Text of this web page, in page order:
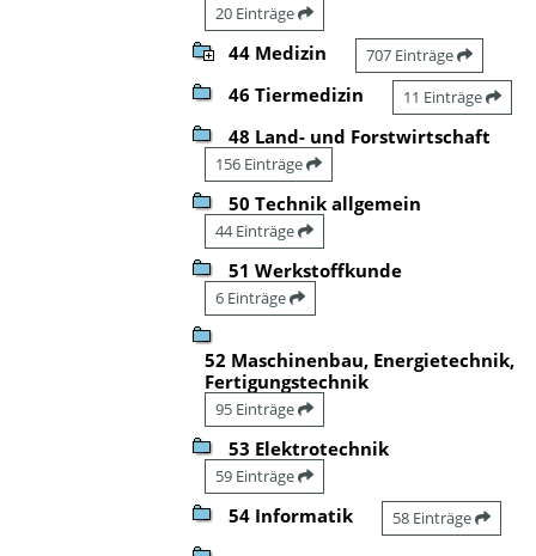
20 Einträge
44 Medizin 707 Einträge
46 Tiermedizin 11 Einträge
48 Land- und Forstwirtschaft
156 Einträge
50 Technik allgemein
44 Einträge
51 Werkstoffkunde
6 Einträge
52 Maschinenbau, Energietechnik,
Fertigungstechnik
95 Einträge
53 Elektrotechnik
59 Einträge
54 Informatik 58 Einträge